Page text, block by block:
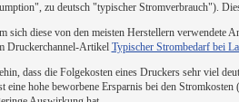
zu deutsch "typischer Stromverbrauch").
sich diese von den meisten Herstellern verwendete
Druckerchannel-Artikel Typischer Strombedarf bei
dass die Folgekosten eines Druckers sehr viel
eine hohe beworbene Ersparnis bei den